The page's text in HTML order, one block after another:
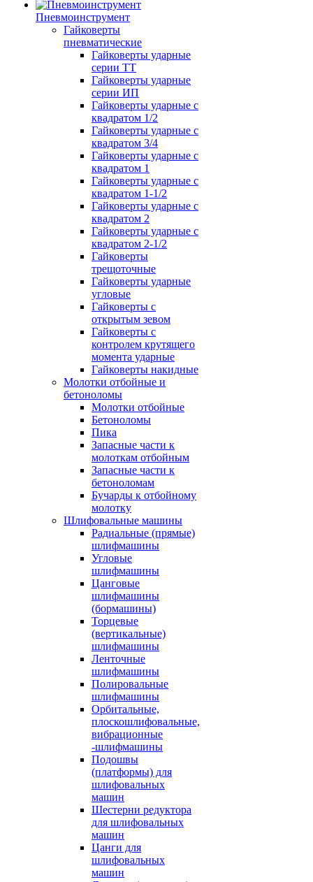
Пневмоинструмент
Гайковерты
пневматические
Гайковерты ударные
серии ТТ
Гайковерты ударные
серии ИП
Гайковерты ударные с
квадратом 1/2
Гайковерты ударные с
квадратом 3/4
Гайковерты ударные с
квадратом 1
Гайковерты ударные с
квадратом 1-1/2
Гайковерты ударные с
квадратом 2
Гайковерты ударные с
квадратом 2-1/2
Гайковерты
трещоточные
Гайковерты ударные
угловые
Гайковерты с
открытым зевом
Гайковерты с
контролем крутящего
момента ударные
Гайковерты накидные
Молотки отбойные и
бетоноломы
Молотки отбойные
Бетоноломы
Пика
Запасные части к
молоткам отбойным
Запасные части к
бетоноломам
Бучарды к отбойному
молотку
Шлифовальные машины
Радиальные (прямые)
шлифмашины
Угловые
шлифмашины
Цанговые
шлифмашины
(бормашины)
Торцевые
(вертикальные)
шлифмашины
Ленточные
шлифмашины
Полировальные
шлифмашины
Орбитальные,
плоскошлифовальные,
вибрационные
-шлифмашины
Подошвы
(платформы) для
шлифовальных
машин
Шестерни редуктора
для шлифовальных
машин
Цанги для
шлифовальных
машин